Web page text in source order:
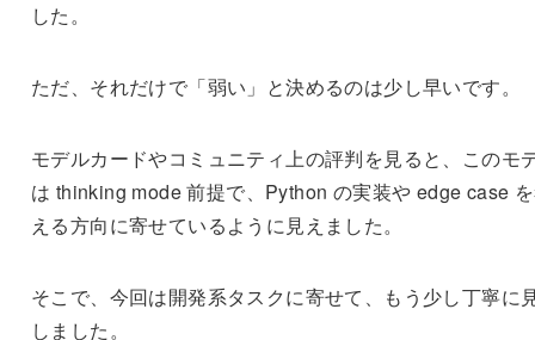
した。
ただ、それだけで「弱い」と決めるのは少し早いです。
モデルカードやコミュニティ上の評判を見ると、このモ
は thinking mode 前提で、Python の実装や edge case
える方向に寄せているように見えました。
そこで、今回は開発系タスクに寄せて、もう少し丁寧に
しました。